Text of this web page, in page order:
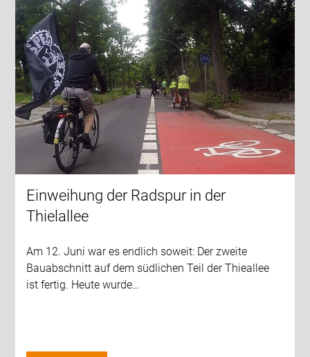
Einweihung der Radspur in der
Thielallee
Am 12. Juni war es endlich soweit: Der zweite
Bauabschnitt auf dem südlichen Teil der Thieallee
ist fertig. Heute wurde…